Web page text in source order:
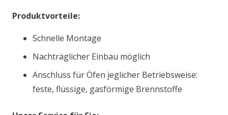
Produktvorteile:
Schnelle Montage
Nachträglicher Einbau möglich
Anschluss für Öfen jeglicher Betriebsweise:
feste, flüssige, gasförmige Brennstoffe